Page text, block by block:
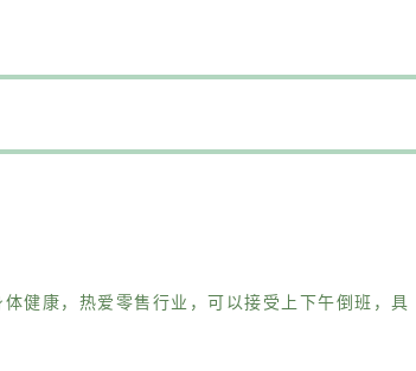
健康，热爱零售行业，可以接受上下午倒班，具